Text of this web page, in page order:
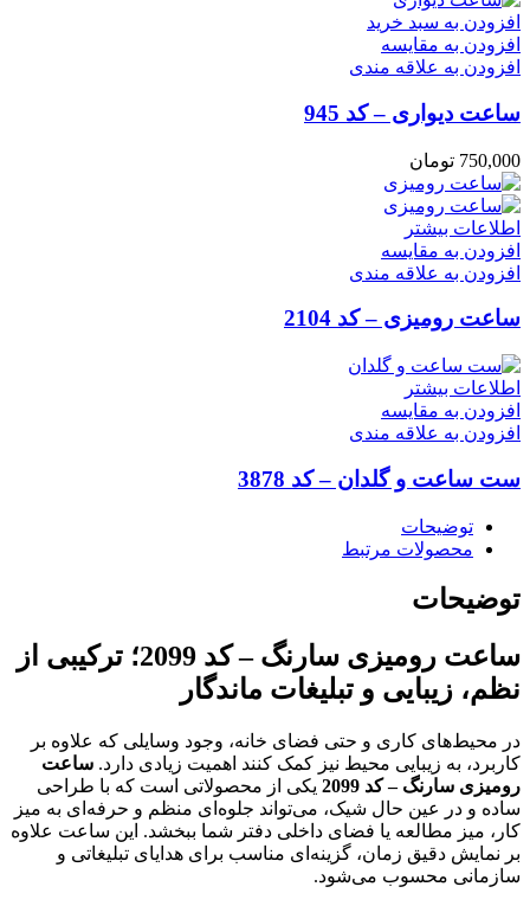
افزودن به سبد خرید
افزودن به مقایسه
افزودن به علاقه مندی
ساعت دیواری – کد 945
750,000 تومان
اطلاعات بیشتر
افزودن به مقایسه
افزودن به علاقه مندی
ساعت رومیزی – کد 2104
اطلاعات بیشتر
افزودن به مقایسه
افزودن به علاقه مندی
ست ساعت و گلدان – کد 3878
توضیحات
محصولات مرتبط
توضیحات
ساعت رومیزی سارنگ – کد 2099؛ ترکیبی از
نظم، زیبایی و تبلیغات ماندگار
در محیط‌های کاری و حتی فضای خانه، وجود وسایلی که علاوه بر
کاربرد، به زیبایی محیط نیز کمک کنند اهمیت زیادی دارد. ساعت
رومیزی سارنگ – کد 2099
یکی از محصولاتی است که با طراحی
ساده و در عین حال شیک، می‌تواند جلوه‌ای منظم و حرفه‌ای به میز
کار، میز مطالعه یا فضای داخلی دفتر شما ببخشد. این ساعت علاوه
بر نمایش دقیق زمان، گزینه‌ای مناسب برای هدایای تبلیغاتی و
سازمانی محسوب می‌شود.